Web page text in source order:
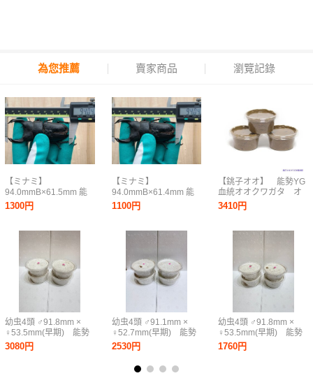
為您推薦 賣家商品 瀏覽記錄
【ミナミ】
94.0mmB×61.5mm 能
勢YG 幼虫4頭
YG26-15 オオクワガ
1300円
幼虫4頭 ♂91.8mm ×
♀53.5mm(早期) 能勢
SR血統 国産オオクワガ
タ 2026ブリード_Cラ
3080円
【ミナミ】
94.0mmB×61.4mm 能
勢YG 幼虫4頭
YG26-11 オオクワガ
1100円
幼虫4頭 ♂91.1mm ×
♀52.7mm(早期) 能勢
SR血統 国産オオクワガ
タ 2026ブリード_Dラ
イン①
2530円
【銚子オオ】 能勢YG
血統オオクワガタ オ
ス親91mm 初二令幼
虫3頭セット
3410円
幼虫4頭 ♂91.8mm ×
♀53.5mm(早期) 能勢
SR血統 国産オオクワガ
タ 2026ブリード_Cラ
1760円